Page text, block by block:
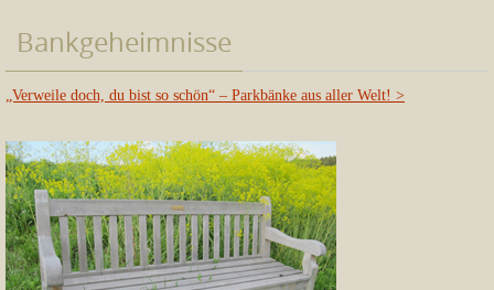
Bankgeheimnisse
„Verweile doch, du bist so schön“ – Parkbänke aus aller Welt! >